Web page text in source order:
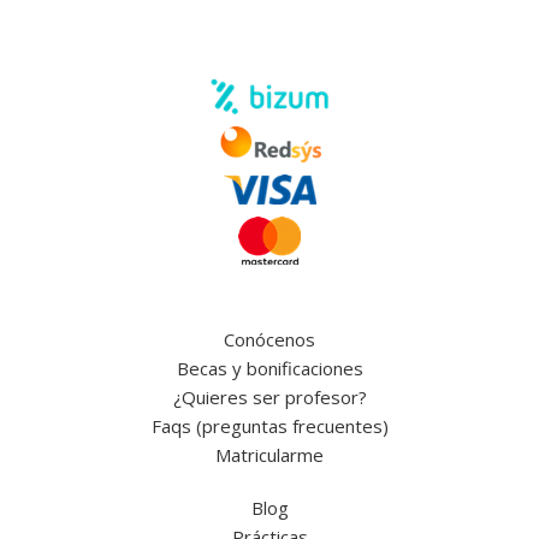
Conócenos
Becas y bonificaciones
¿Quieres ser profesor?
Faqs (preguntas frecuentes)
Matricularme
Blog